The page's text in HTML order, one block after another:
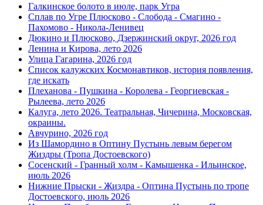
Галкинское болото в июле, парк Угра
Сплав по Угре Плюсково - Слобода - Смагино -
Пахомово - Никола-Ленивец
Дюкино и Плюсково, Дзержинский округ, 2026 год
Ленина и Кирова, лето 2026
Улица Гагарина, 2026 год
Список калужских Космонавтиков, история появления,
где искать
Плеханова - Пушкина - Королева - Георгиевская -
Рылеева, лето 2026
Калуга, лето 2026. Театральная, Чичерина, Московская,
окраины.
Авчурино, 2026 год
Из Шамордино в Оптину Пустынь левым берегом
Жиздры (Тропа Достоевского)
Сосенский - Гранный холм - Камышенка - Ильинское,
июль 2026
Нижние Прыски - Жиздра - Оптина Пустынь по тропе
Достоевского, июль 2026